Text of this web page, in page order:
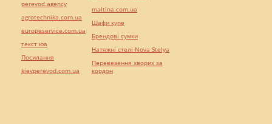
perevod.agency
agrotechnika.com.ua
europeservice.com.ua
текст юа
Посилання
kievperevod.com.ua
maltina.com.ua
Шафи купе
Брендові сумки
Натяжні стелі Nova Stelya
Перевезення хворих за
кордон